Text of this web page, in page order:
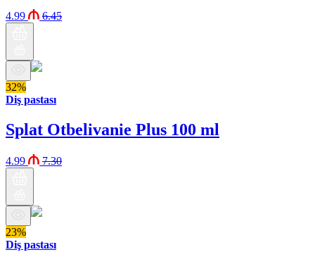
4.99 6.45
32%
Diş pastası
Splat Otbelivanie Plus 100 ml
4.99 7.30
23%
Diş pastası